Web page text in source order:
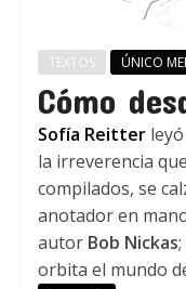
TEXTOS ÚNICO
Cómo
Sofía Reitterleyó
la irreverencia
compilados, se
anotador en
autor Bob Nickas
orbita el mundo